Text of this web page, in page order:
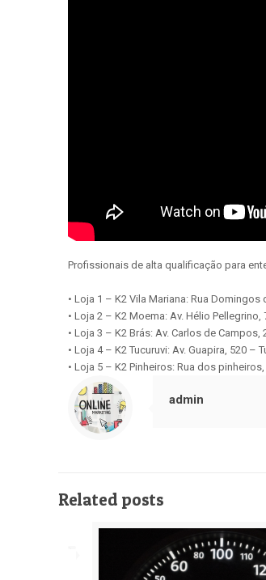
Profissionais de alta qualificação para
• Loja 1 – K2 Vila Mariana: Rua
• Loja 2 – K2 Moema: Av. Hélio
• Loja 3 – K2 Brás: Av. Carlos de
• Loja 4 – K2 Tucuruvi: Av. Guapira, 520 –
• Loja 5 – K2 Pinheiros: Rua dos
admin
Related posts